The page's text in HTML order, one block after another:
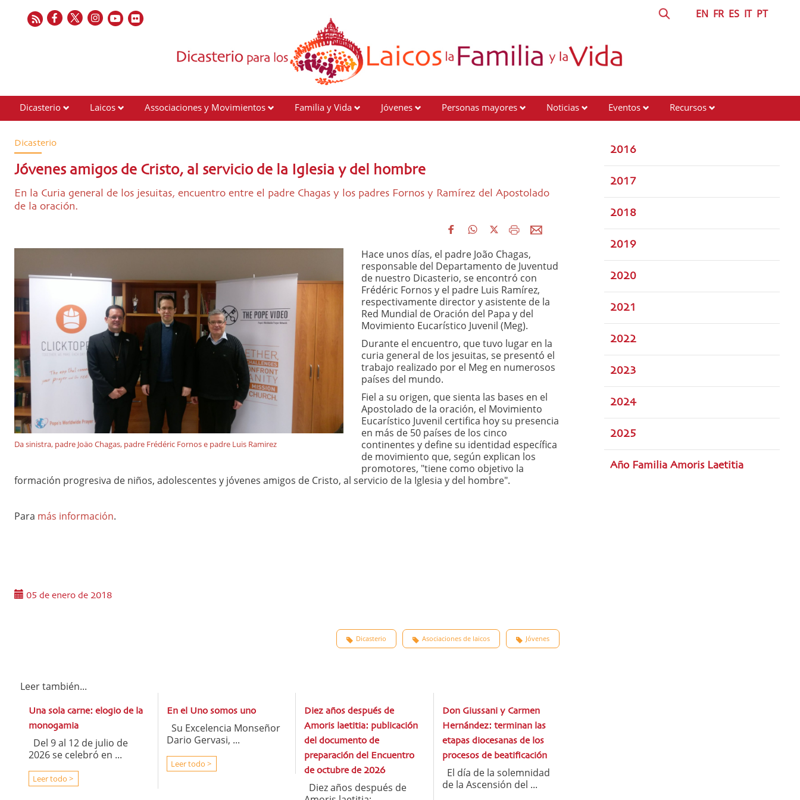
EN FR ES IT PT
Dicasterio Laicos Associaciones y Movimientos Familia y Vida Jóvenes Personas mayores Noticias Eventos
Recursos
Dicasterio
Jóvenes amigos de Cristo, al servicio de la Iglesia y del hombre
En la Curia general de los jesuitas, encuentro entre el padre Chagas y los padres Fornos y Ramírez del Apostolado
de la oración.
Da sinistra, padre Joäo Chagas, padre Frédéric Fornos e padre Luis Ramirez
Hace unos días, el padre João Chagas,
responsable del Departamento de Juventud
de nuestro Dicasterio, se encontró con
Frédéric Fornos y el padre Luis Ramírez,
respectivamente director y asistente de la
Red Mundial de Oración del Papa y del
Movimiento Eucarístico Juvenil (Meg).
Durante el encuentro, que tuvo lugar en la
curia general de los jesuitas, se presentó el
trabajo realizado por el Meg en numerosos
países del mundo.
Fiel a su origen, que sienta las bases en el
Apostolado de la oración, el Movimiento
Eucarístico Juvenil certifica hoy su presencia
en más de 50 países de los cinco
continentes y define su identidad específica
de movimiento que, según explican los
promotores, "tiene como objetivo la
formación progresiva de niños, adolescentes y jóvenes amigos de Cristo, al servicio de la Iglesia y del hombre".
Para más información.
05 de enero de 2018
Jóvenes
Asociaciones de laicos
Dicasterio
Leer también...
Una sola carne: elogio de la
monogamia
Del 9 al 12 de julio de
2026 se celebró en ...
Leer todo >
En el Uno somos uno
Su Excelencia Monseñor
Dario Gervasi, ...
Leer todo >
Diez años después de
Amoris laetitia: publicación
del documento de
preparación del Encuentro
de octubre de 2026
Diez años después de
Don Giussani y Carmen
Hernández: terminan las
etapas diocesanas de los
procesos de beatificación
El día de la solemnidad
de la Ascensión del ...
2016
2017
2018
2019
2020
2021
2022
2023
2024
2025
Año Familia Amoris Laetitia